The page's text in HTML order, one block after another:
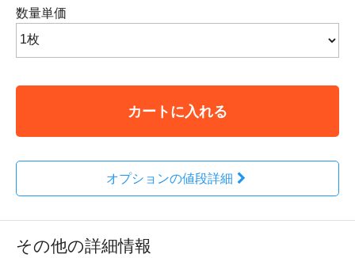
数量単価
カートに入れる
オプションの値段詳細
その他の詳細情報